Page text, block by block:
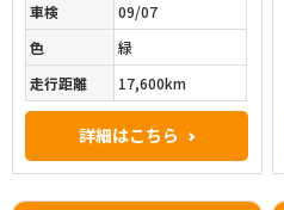
車検
09/07
色
緑
走行距離
17,600km
詳細はこちら